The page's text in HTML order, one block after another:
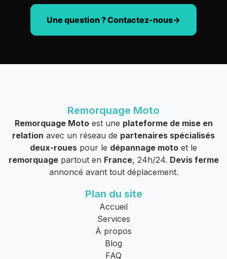
Une question ? Contactez-nous
Remorquage Moto
Remorquage Motoest une plateforme de mise en
relation avec un réseau de partenaires spécialisés
deux-roues pour le dépannage moto et le
remorquagepartout en France, 24h/24. Devis ferme
annoncé avant tout déplacement.
Plan du site
Accueil
Services
À propos
Blog
FAQ